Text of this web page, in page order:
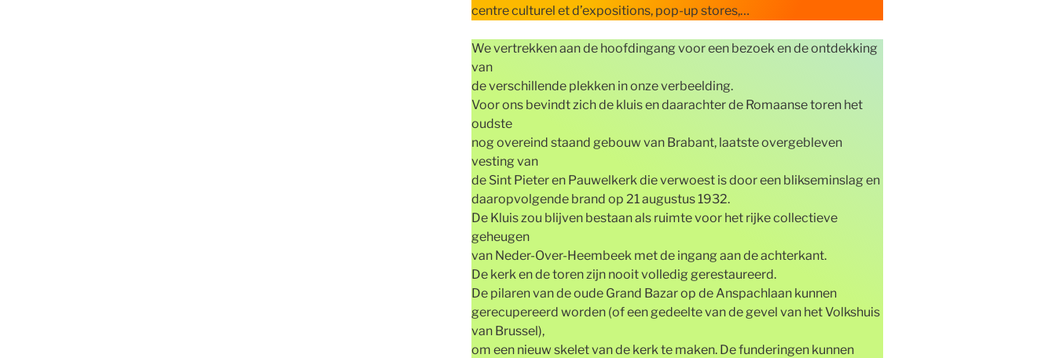
centre culturel et d’expositions, pop-up stores,…
We vertrekken aan de hoofdingang voor een bezoek en de ontdekking
van
de verschillende plekken in onze verbeelding.
Voor ons bevindt zich de kluis en daarachter de Romaanse toren het
oudste
nog overeind staand gebouw van Brabant, laatste overgebleven
vesting van
de Sint Pieter en Pauwelkerk die verwoest is door een blikseminslag en
daaropvolgende brand op 21 augustus 1932.
De Kluis zou blijven bestaan als ruimte voor het rijke collectieve
geheugen
van Neder-Over-Heembeek met de ingang aan de achterkant.
De kerk en de toren zijn nooit volledig gerestaureerd.
De pilaren van de oude Grand Bazar op de Anspachlaan kunnen
gerecupereerd worden (of een gedeelte van de gevel van het Volkshuis
van Brussel),
om een nieuw skelet van de kerk te maken. De funderingen kunnen